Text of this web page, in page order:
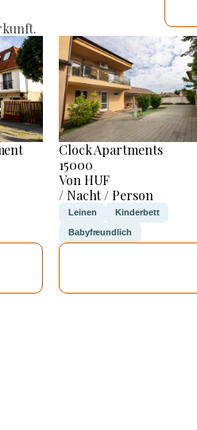
Clock Apartments
15000
Von HUF
/ Nacht / Person
Leinen Kinderbett
Babyfreundlich